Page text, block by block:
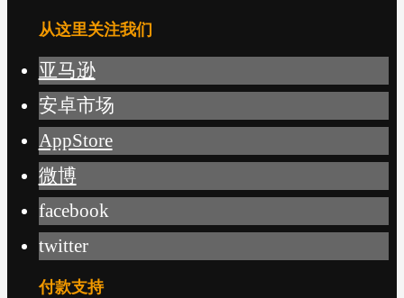
从这里关注我们
亚马逊
安卓市场
AppStore
微博
facebook
twitter
付款支持